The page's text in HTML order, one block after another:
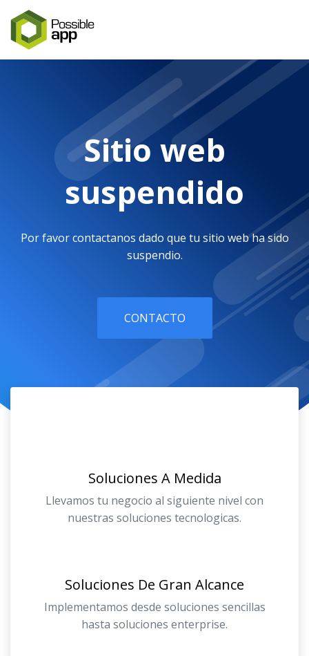
Sitio web
suspendido
Por favor contactanos dado que tu sitio web ha sido
suspendio.
CONTACTO
Soluciones A Medida
Llevamos tu negocio al siguiente nivel con
nuestras soluciones tecnologicas.
Soluciones De Gran Alcance
Implementamos desde soluciones sencillas
hasta soluciones enterprise.